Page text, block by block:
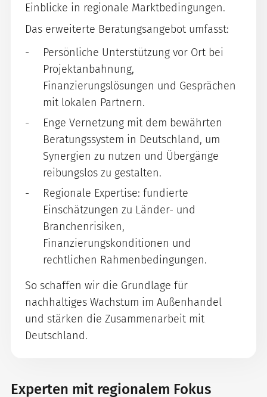
Einblicke in regionale Marktbedingungen.
Das erweiterte Beratungsangebot umfasst:
Persönliche Unterstützung vor Ort bei
Projektanbahnung,
Finanzierungslösungen und Gesprächen
mit lokalen Partnern.
Enge Vernetzung mit dem bewährten
Beratungssystem in Deutschland, um
Synergien zu nutzen und Übergänge
reibungslos zu gestalten.
Regionale Expertise: fundierte
Einschätzungen zu Länder- und
Branchenrisiken,
Finanzierungskonditionen und
rechtlichen Rahmenbedingungen.
So schaffen wir die Grundlage für
nachhaltiges Wachstum im Außenhandel
und stärken die Zusammenarbeit mit
Deutschland.
Experten mit regionalem Fokus